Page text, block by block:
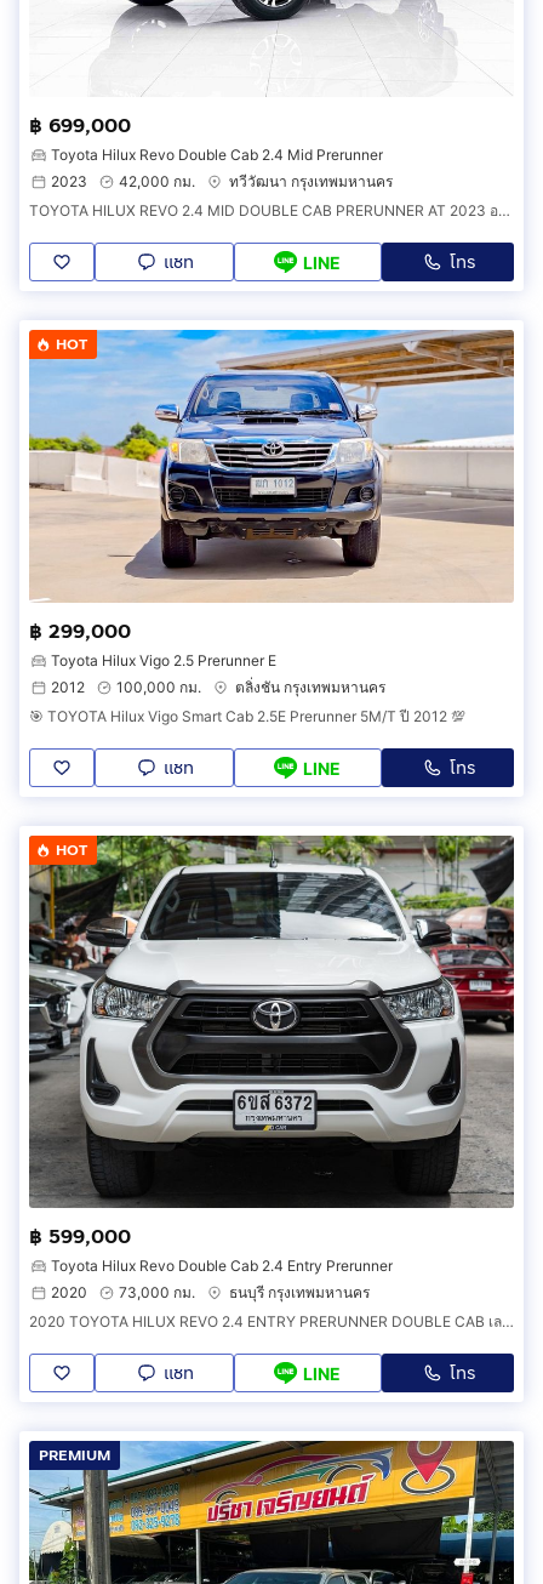
฿ 699,000
Toyota Hilux Revo Double Cab 2.4 Mid Prerunner
2023
42,000 กม.
ทวีวัฒนา กรุงเทพมหานคร
TOYOTA HILUX REVO 2.4 MID DOUBLE CAB PRERUNNER AT 2023 ออกรถ 0 บาท รหัส 6B850
แชท LINE โทร
HOT
฿ 299,000
Toyota Hilux Vigo 2.5 Prerunner E
2012
100,000 กม.
ตลิ่งชัน กรุงเทพมหานคร
🎯 TOYOTA Hilux Vigo Smart Cab 2.5E Prerunner 5M/T ปี 2012 💯
แชท LINE โทร
HOT
฿ 599,000
Toyota Hilux Revo Double Cab 2.4 Entry Prerunner
2020
73,000 กม.
ธนบุรี กรุงเทพมหานคร
2020 TOYOTA HILUX REVO 2.4 ENTRY PRERUNNER DOUBLE CAB เลขไมล์73,000กิโลแท้ รถบ้าน มือเดียว สภาพดีมาก ไม่เคยชน
แชท LINE โทร
PREMIUM